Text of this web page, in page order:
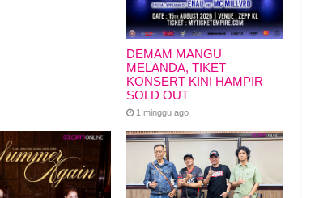
DEMAM MANGU
MELANDA, TIKET
KONSERT KINI HAMPIR
SOLD OUT
1 minggu ago